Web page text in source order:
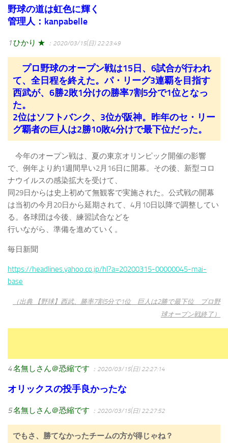
野球の道は虹色に輝く
管理人：kanpabelle
1ひかり ★ ：2020/03/15(日) 22:23:49
プロ野球のオープン戦は15日、6試合が行われ
て、全日程を終えた。パ・リーグ3連覇を目指す
西武が、6勝2敗1分けの勝率7割5分で1位となっ
た。
2位はソフトバンク、3位が阪神。昨年のセ・リー
グ覇者の巨人は2勝10敗4分けで最下位だった。
今年のオープン戦は、夏の東京オリンピック開催の影響
で、例年より約1週間早い2月16日に開幕。その後、新型コロ
ナウイルスの感染拡大を受けて、
同29日からは史上初めて無観客で実施された。公式戦の開幕
は当初の今月20日から延期されて、4月10日以降で調整してい
る。各球団は今後、練習試合などを
行いながら、準備を進めていく。
毎日新聞
https://headlines.yahoo.co.jp/hl?a=20200315-00000045-mai-
base
（出典 【野球】西武、勝率7割5分で1位 巨人は2勝で最下位 プロ野
球オープン戦終了）
4名無しさん＠恐縮です ：2020/03/15(日) 22:27:14
オリックスの投手良かったな
5名無しさん＠恐縮です ：2020/03/15(日) 22:27:52
でもさ、勝てなかったチームの方が得じゃね？